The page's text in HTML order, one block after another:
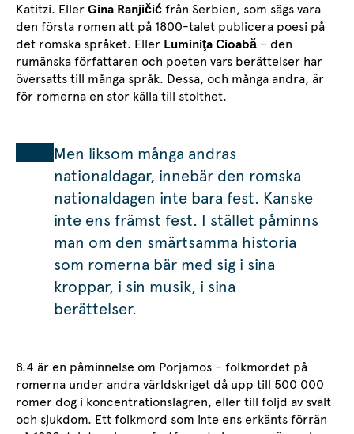
Katitzi. Eller Gina Ranjičić från Serbien, som sägs vara
den första romen att på 1800-talet publicera poesi på
det romska språket. Eller Luminiţa Cioabă – den
rumänska författaren och poeten vars berättelser har
översatts till många språk. Dessa, och många andra, är
för romerna en stor källa till stolthet.
Men liksom många andras
nationaldagar, innebär den romska
nationaldagen inte bara fest. Kanske
inte ens främst fest. I stället påminns
man om den smärtsamma historia
som romerna bär med sig i sina
kroppar, i sin musik, i sina
berättelser.
8.4 är en påminnelse om Porjamos – folkmordet på
romerna under andra världskriget då upp till 500 000
romer dog i koncentrationslägren, eller till följd av svält
och sjukdom. Ett folkmord som inte ens erkänts förrän